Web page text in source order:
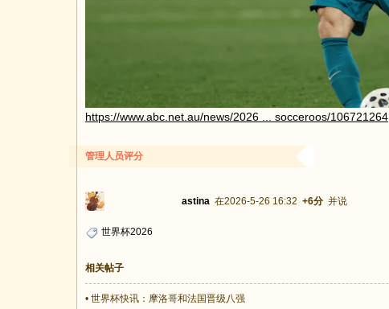
https://www.abc.net.au/news/2026 ... socceroos/106721264
管理人员评分
astina 在2026-5-26 16:32 +6分 并说
世界杯2026
相关帖子
• 世界杯快讯：摩洛哥和法国晋级八强